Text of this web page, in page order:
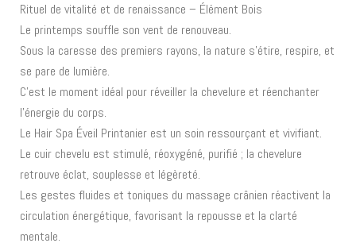
Rituel de vitalité et de renaissance – Élément Bois
Le printemps souffle son vent de renouveau.
Sous la caresse des premiers rayons, la nature s’étire, respire, et
se pare de lumière.
C’est le moment idéal pour réveiller la chevelure et réenchanter
l’énergie du corps.
Le Hair Spa Éveil Printanier est un soin ressourçant et vivifiant.
Le cuir chevelu est stimulé, réoxygéné, purifié ; la chevelure
retrouve éclat, souplesse et légèreté.
Les gestes fluides et toniques du massage crânien réactivent la
circulation énergétique, favorisant la repousse et la clarté
mentale.